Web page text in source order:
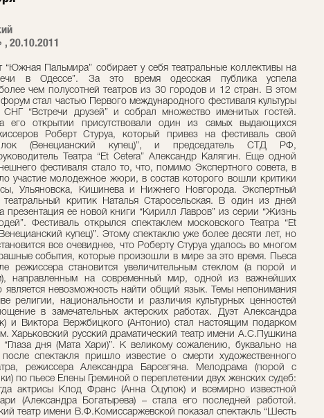
, 20.10.2011
“Южная Пальмира” собирает у себя театральные коллективы на
в Одессе”. За это время одесская публика успела
чем полусотней театров из 30 городов и 12 стран. В этом
форум стал частью Первого международного фестиваля культуры
СНГ “Встречи друзей” и собрал множество именитых гостей.
его открытии присутствовали один из самых выдающихся
Роберт Стуруа, который привез на фестиваль свой
(Венецианский купец)”, и председатель СТД РФ,
Театра “Et Cetera” Александр Калягин. Еще одной
фестиваля стало то, что, помимо Экспертного совета, в
участие молодежное жюри, в состав которого вошли критики
Ульяновска, Кишинева и Нижнего Новгорода. Экспертный
театральный критик Наталья Старосельская. В один из дней
презентация ее новой книги “Кирилл Лавров” из серии “Жизнь
Фестиваль открылся спектаклем московского Театра “Et
купец)”. Этому спектаклю уже более десяти лет, но
все очевиднее, что Роберту Стуруа удалось во многом
события, которые произошли в мире за это время. Пьеса
режиссера становится увеличительным стеклом (а порой и
направленным на современный мир, одной из важнейших
является невозможность найти общий язык. Темы непонимания
религии, национальности и различия культурных ценностей
в замечательных актерских работах. Дуэт Александра
и Виктора Вержбицкого (Антонио) стал настоящим подарком
Харьковский русский драматический театр имени А.С.Пушкина
“Глаза дня (Мата Хари)”. К великому сожалению, буквально на
спектакля пришло известие о смерти художественного
режиссера Александра Барсегяна. Мелодрама (порой с
по пьесе Елены Греминой о переплетении двух женских судеб:
актрисы Клод Франс (Анна Оцупок) и всемирно известной
(Александра Богатырева) – стала его последней работой.
театр имени В.Ф.Комиссаржевской показал спектакль “Шесть